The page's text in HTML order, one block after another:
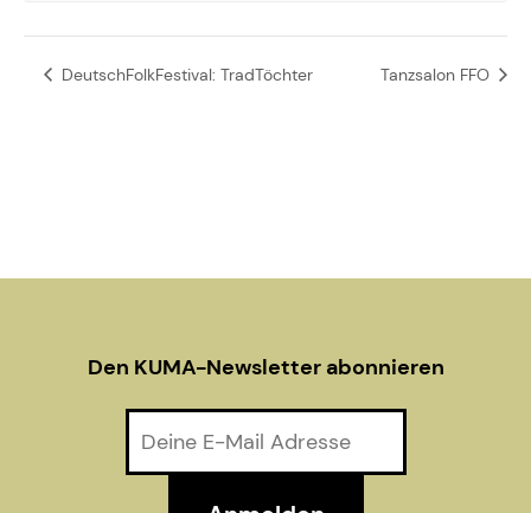
DeutschFolkFestival: TradTöchter Tanzsalon FFO
Den KUMA-Newsletter abonnieren